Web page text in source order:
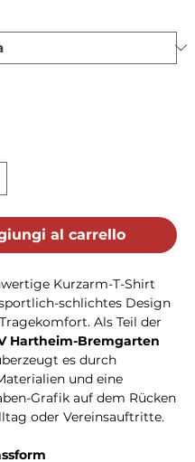
al carrello
Kurzarm-T-Shirt
schlichtes Design
Als Teil der
Hartheim-Bremgarten
es durch
und eine
Grafik auf dem Rücken
oder Vereinsauftritte.